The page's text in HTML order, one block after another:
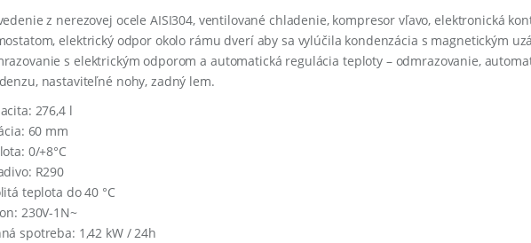
z nerezovej ocele AISI304, ventilované chladenie, kompresor vľavo, elektronická
elektrický odpor okolo rámu dverí aby sa vylúčila kondenzácia s magnetickým
s elektrickým odporom a automatická regulácia teploty – odmrazovanie,
nastaviteľné nohy, zadný lem.
276,4 l
60 mm
0/+8°C
R290
teplota do 40 °C
230V-1N~
spotreba: 1,42 kW / 24h